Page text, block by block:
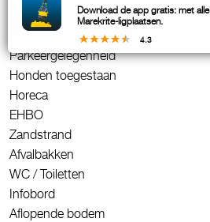
Voorzieningen & contact
Parkeergelegenheid
Honden toegestaan
Horeca
EHBO
Zandstrand
Afvalbakken
WC / Toiletten
Infobord
Aflopende bodem
Download de app gratis: met alle
Marekrite-ligplaatsen.
4.3